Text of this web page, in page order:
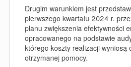
Drugim warunkiem jest
pierwszego kwartału 2024 r.
planu zwiększenia efektywności
opracowanego na podstawie
którego koszty realizacji wyniosą
otrzymanej pomocy.